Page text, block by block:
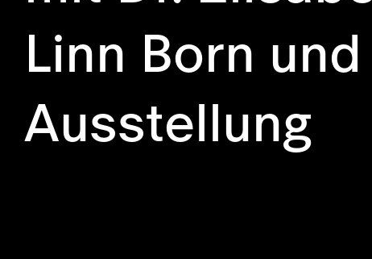
Linn Born
Ausstellung